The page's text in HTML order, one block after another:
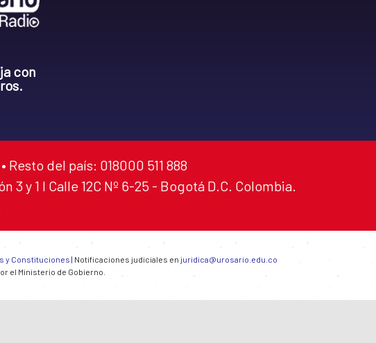
con
del país: 018000 511 888
y 1 I Calle 12C Nº 6-25 - Bogotá D.C. Colombia.
y Constituciones | Notificaciones judiciales en juridica@urosario.edu.co
el Ministerio de Gobierno.